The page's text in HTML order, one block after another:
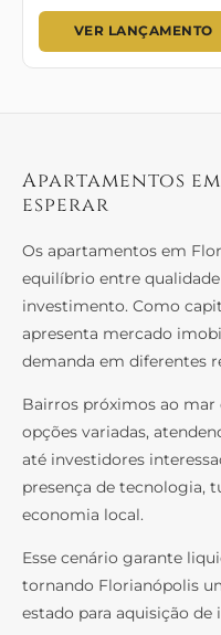
VER LANÇAMENTO
Apartamentos
esperar
Os apartamentos em
equilíbrio entre
investimento. Como
apresenta mercado
demanda em diferentes
Bairros próximos ao mar
opções variadas,
até investidores
presença de tecnologia,
economia local.
Esse cenário garante
tornando Florianópolis
estado para aquisição de